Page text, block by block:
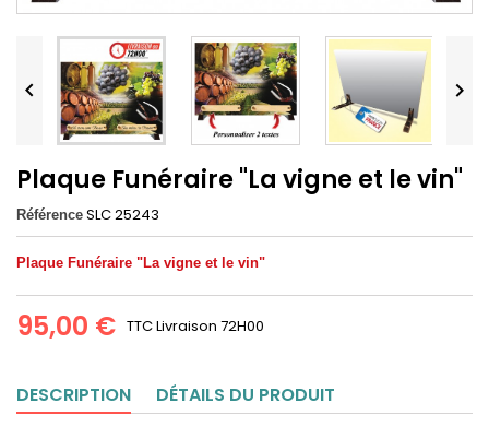
 
Plaque Funéraire "La vigne et le vin"
Référence SLC 25243
Plaque Funéraire "La vigne et le vin"
95,00 € TTCLivraison 72H00
DESCRIPTION DÉTAILS DU PRODUIT